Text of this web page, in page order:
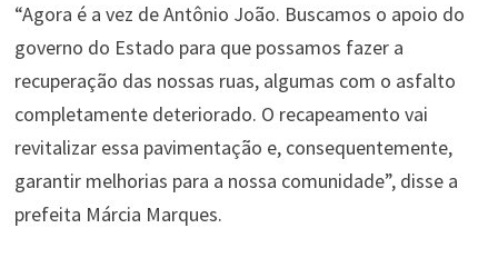
“Agora é a vez de Antônio João. Buscamos o apoio do
governo do Estado para que possamos fazer a
recuperação das nossas ruas, algumas com o asfalto
completamente deteriorado. O recapeamento vai
revitalizar essa pavimentação e, consequentemente,
garantir melhorias para a nossa comunidade”, disse a
prefeita Márcia Marques.